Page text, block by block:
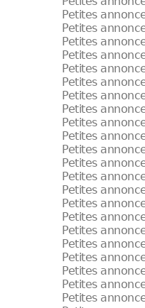
Petites
Petites
Petites
Petites
Petites
Petites
Petites
Petites
Petites
Petites
Petites
Petites
Petites
Petites
Petites
Petites
Petites
Petites
Petites
Petites
Petites
Petites